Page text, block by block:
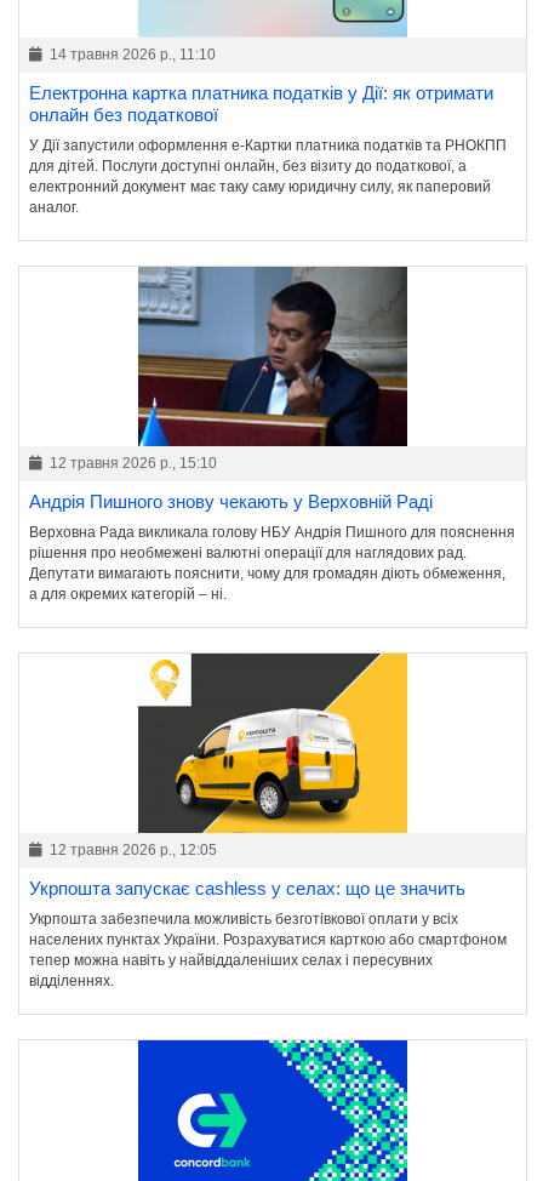
14 травня 2026 р., 11:10
Електронна картка платника податків у Дії: як отримати
онлайн без податкової
У Дії запустили оформлення е-Картки платника податків та РНОКПП
для дітей. Послуги доступні онлайн, без візиту до податкової, а
електронний документ має таку саму юридичну силу, як паперовий
аналог.
12 травня 2026 р., 15:10
Андрія Пишного знову чекають у Верховній Раді
Верховна Рада викликала голову НБУ Андрія Пишного для пояснення
рішення про необмежені валютні операції для наглядових рад.
Депутати вимагають пояснити, чому для громадян діють обмеження,
а для окремих категорій – ні.
12 травня 2026 р., 12:05
Укрпошта запускає cashless у селах: що це значить
Укрпошта забезпечила можливість безготівкової оплати у всіх
населених пунктах України. Розрахуватися карткою або смартфоном
тепер можна навіть у найвіддаленіших селах і пересувних
відділеннях.